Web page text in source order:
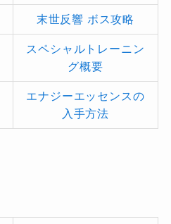
末世反響 ボス攻略
スペシャルトレーニン
グ概要
エナジーエッセンスの
入手方法